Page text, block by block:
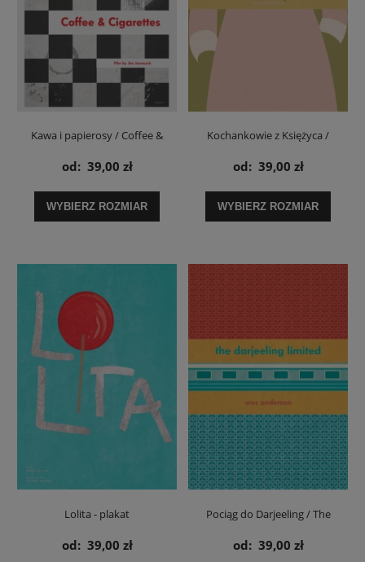
Kawa i papierosy / Coffee &
Cigarettes Jim Jarmusch - plakat
od: 39,00 zł
WYBIERZ ROZMIAR
Kochankowie z Księżyca /
Moonrise Kingdom - plakat
od: 39,00 zł
WYBIERZ ROZMIAR
Lolita - plakat
od: 39,00 zł
Pociąg do Darjeeling / The
Darjeeling Limited - plakat
od: 39,00 zł